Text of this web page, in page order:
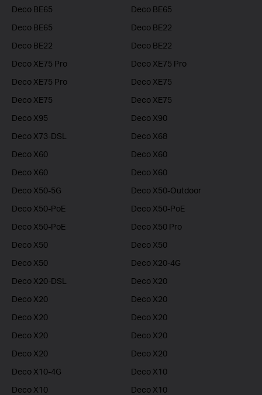
Deco BE65
Deco BE65
Deco BE65
Deco BE22
Deco BE22
Deco BE22
Deco XE75 Pro
Deco XE75 Pro
Deco XE75 Pro
Deco XE75
Deco XE75
Deco XE75
Deco X95
Deco X90
Deco X73-DSL
Deco X68
Deco X60
Deco X60
Deco X60
Deco X60
Deco X50-5G
Deco X50-Outdoor
Deco X50-PoE
Deco X50-PoE
Deco X50-PoE
Deco X50 Pro
Deco X50
Deco X50
Deco X50
Deco X20-4G
Deco X20-DSL
Deco X20
Deco X20
Deco X20
Deco X20
Deco X20
Deco X20
Deco X20
Deco X20
Deco X20
Deco X10-4G
Deco X10
Deco X10
Deco X10